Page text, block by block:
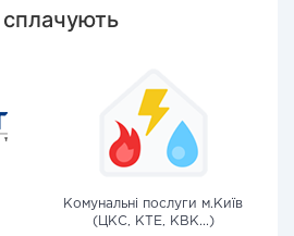
Комунальні послуги м.Київ
(ЦКС, КТЕ, КВК...)